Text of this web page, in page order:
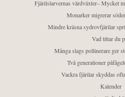
Fjärilslarvernas värdväxter– Mycket
Monarker migrerar
Mindre kräsna sydrovfjärilar
Vad tittar du
Många slags pollinerare ger
Två generationer
Vackra fjärilar skyddas
Kalender